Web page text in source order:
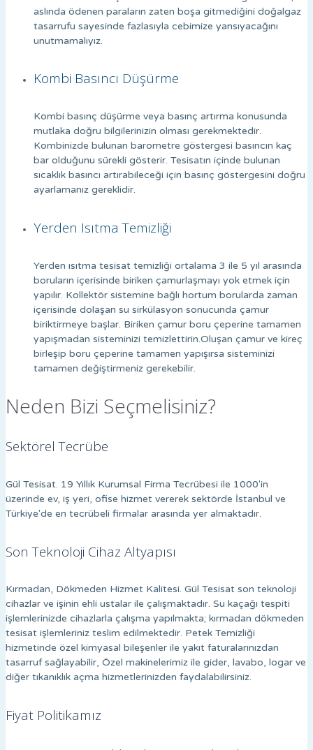
aslında ödenen paraların zaten boşa gitmediğini doğalgaz
tasarrufu sayesinde fazlasıyla cebimize yansıyacağını
unutmamalıyız.
Kombi Basıncı Düşürme
Kombi basınç düşürme veya basınç artırma konusunda
mutlaka doğru bilgilerinizin olması gerekmektedir.
Kombinizde bulunan barometre göstergesi basıncın kaç
bar olduğunu sürekli gösterir. Tesisatın içinde bulunan
sıcaklık basıncı artırabileceği için basınç göstergesini doğru
ayarlamanız gereklidir.
Yerden Isıtma Temizliği
Yerden ısıtma tesisat temizliği ortalama 3 ile 5 yıl arasında
boruların içerisinde biriken çamurlaşmayı yok etmek için
yapılır. Kollektör sistemine bağlı hortum borularda zaman
içerisinde dolaşan su sirkülasyon sonucunda çamur
biriktirmeye başlar. Biriken çamur boru çeperine tamamen
yapışmadan sisteminizi temizlettirin.Oluşan çamur ve kireç
birleşip boru çeperine tamamen yapışırsa sisteminizi
tamamen değiştirmeniz gerekebilir.
Neden Bizi Seçmelisiniz?
Sektörel Tecrübe
Gül Tesisat. 19 Yıllık Kurumsal Firma Tecrübesi ile 1000'in
üzerinde ev, iş yeri, ofise hizmet vererek sektörde İstanbul ve
Türkiye'de en tecrübeli firmalar arasında yer almaktadır.
Son Teknoloji Cihaz Altyapısı
Kırmadan, Dökmeden Hizmet Kalitesi. Gül Tesisat son teknoloji
cihazlar ve işinin ehli ustalar ile çalışmaktadır. Su kaçağı tespiti
işlemlerinizde cihazlarla çalışma yapılmakta; kırmadan dökmeden
tesisat işlemleriniz teslim edilmektedir. Petek Temizliği
hizmetinde özel kimyasal bileşenler ile yakıt faturalarınızdan
tasarruf sağlayabilir, Özel makinelerimiz ile gider, lavabo, logar ve
diğer tıkanıklık açma hizmetlerinizden faydalabilirsiniz.
Fiyat Politikamız